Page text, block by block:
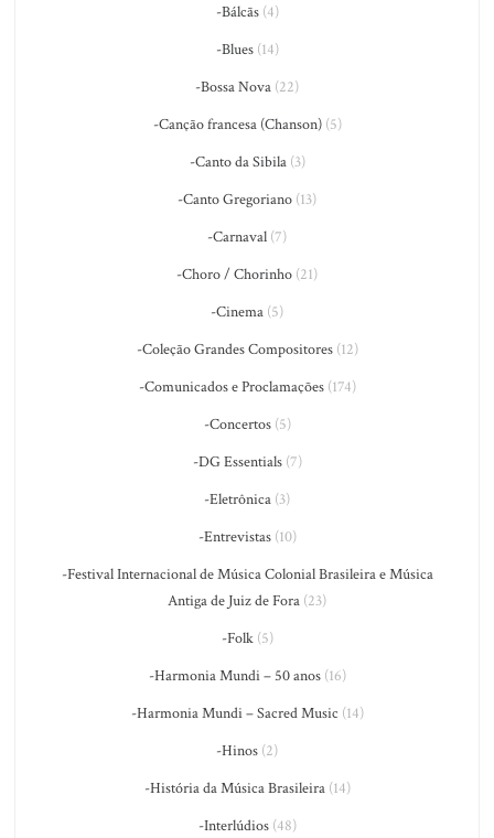
-Bálcãs(4)
-Blues(14)
-Bossa Nova (22)
-Canção francesa (Chanson)(5)
-Canto da Sibila(3)
-Canto Gregoriano (13)
-Carnaval (7)
-Choro / Chorinho (21)
-Cinema (5)
-Coleção Grandes Compositores(12)
-Comunicados e Proclamações(174)
-Concertos(5)
-DG Essentials(7)
-Eletrônica (3)
-Entrevistas(10)
-Festival Internacional de Música Colonial Brasileira e Música
Antiga de Juiz de Fora (23)
-Folk(5)
-Harmonia Mundi – 50 anos(16)
-Harmonia Mundi – Sacred Music (14)
-Hinos (2)
-História da Música Brasileira(14)
-Interlúdios(48)